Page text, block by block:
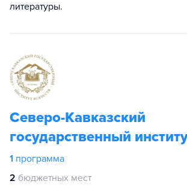
литературы.
Северо-Кавказский
государственный
1 программа
2 бюджетных мест